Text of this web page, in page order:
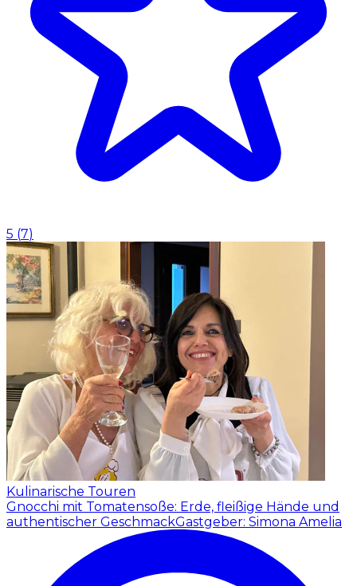
5 (7)
Kulinarische Touren
Gnocchi mit Tomatensoße: Erde, fleißige Hände und
authentischer GeschmackGastgeber: Simona Amelia